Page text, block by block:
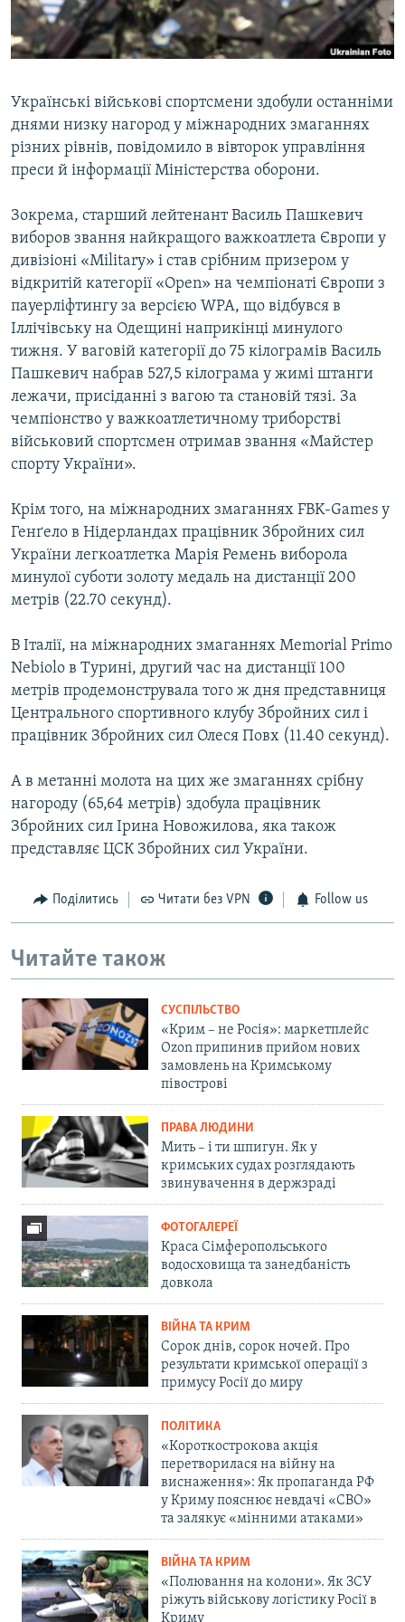
ВІДЕОУРОКИ «ELIFBE»
СВІДЧЕННЯ ОКУПАЦІЇ
ІНФОГРАФІКА
Русский
Qırımtatar
ДОЛУЧАЙСЯ!
Українські військові спортсмени здобули останніми
днями низку нагород у міжнародних змаганнях
різних рівнів, повідомило в вівторок управління
преси й інформації Міністерства оборони.
Зокрема, старший лейтенант Василь Пашкевич
виборов звання найкращого важкоатлета Європи у
дивізіоні «Мilitary» і став срібним призером у
відкритій категорії «Open» на чемпіонаті Європи з
пауерліфтингу за версією WPA, що відбувся в
Іллічівську на Одещині наприкінці минулого
тижня. У ваговій категорії до 75 кілограмів Василь
Пашкевич набрав 527,5 кілограма у жимі штанги
лежачи, присіданні з вагою та становій тязі. За
чемпіонство у важкоатлетичному триборстві
військовий спортсмен отримав звання «Майстер
спорту України».
Крім того, на міжнародних змаганнях FBK-Games у
Генґело в Нідерландах працівник Збройних сил
України легкоатлетка Марія Ремень виборола
минулої суботи золоту медаль на дистанції 200
метрів (22.70 секунд).
В Італії, на міжнародних змаганнях Memorial Primo
Nebiolo в Турині, другий час на дистанції 100
метрів продемонструвала того ж дня представниця
Центрального спортивного клубу Збройних сил і
працівник Збройних сил Олеся Повх (11.40 секунд).
А в метанні молота на цих же змаганнях срібну
нагороду (65,64 метрів) здобула працівник
Збройних сил Ірина Новожилова, яка також
представляє ЦСК Збройних сил України.
Поділитись Читати без VPN Follow us
Читайте також
СУСПІЛЬСТВО
«Крим – не Росія»: маркетплейс
Ozon припинив прийом нових
замовлень на Кримському
півострові
ПРАВА ЛЮДИНИ
Мить – і ти шпигун. Як у
кримських судах розглядають
звинувачення в держзраді
ФОТОГАЛЕРЕЇ
Краса Сімферопольського
водосховища та занедбаність
довкола
ВІЙНА ТА КРИМ
Сорок днів, сорок ночей. Про
результати кримської операції з
примусу Росії до миру
ПОЛІТИКА
«Короткострокова акція
перетворилася на війну на
виснаження»: Як пропаганда РФ
у Криму пояснює невдачі «СВО»
та залякує «мінними атаками»
ВІЙНА ТА КРИМ
«Полювання на колони». Як ЗСУ
ріжуть військову логістику Росії в
Криму